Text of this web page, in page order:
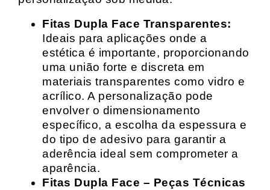
Fitas Dupla Face Transparentes:
Ideais para aplicações onde a
estética é importante, proporcionando
uma união forte e discreta em
materiais transparentes como vidro e
acrílico. A personalização pode
envolver o dimensionamento
específico, a escolha da espessura e
do tipo de adesivo para garantir a
aderência ideal sem comprometer a
aparência.
Fitas Dupla Face – Peças Técnicas